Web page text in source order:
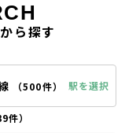
ら探す
（500件） 駅を選択
件）